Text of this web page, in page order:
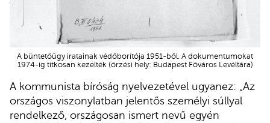
A büntetőügy iratainak védőborítója 1951-ből. A dokumentumokat
1974-ig titkosan kezelték (őrzési hely: Budapest Főváros Levéltára)
A kommunista bíróság nyelvezetével ugyanez: „Az
országos viszonylatban jelentős személyi súllyal
rendelkező, országosan ismert nevű egyén